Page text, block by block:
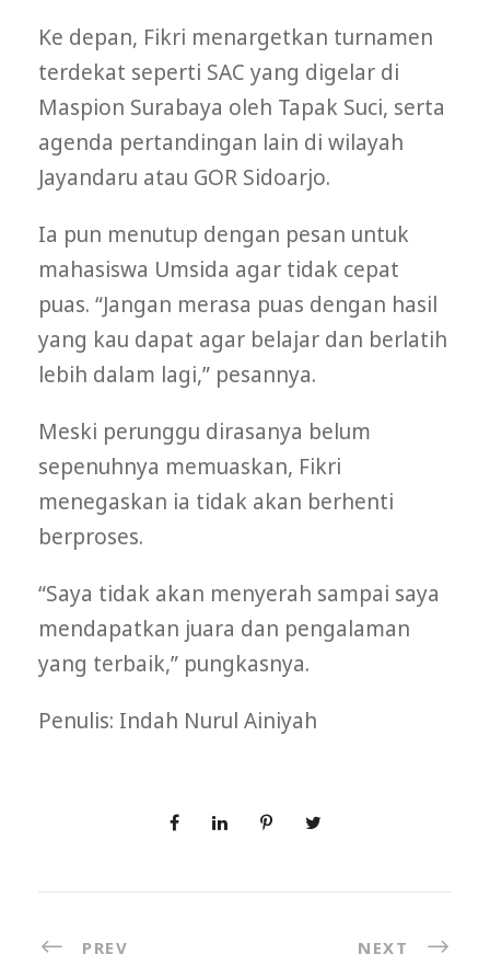
Ke depan, Fikri menargetkan turnamen
terdekat seperti SAC yang digelar di
Maspion Surabaya oleh Tapak Suci, serta
agenda pertandingan lain di wilayah
Jayandaru atau GOR Sidoarjo.
Ia pun menutup dengan pesan untuk
mahasiswa Umsida agar tidak cepat
puas. “Jangan merasa puas dengan hasil
yang kau dapat agar belajar dan berlatih
lebih dalam lagi,” pesannya.
Meski perunggu dirasanya belum
sepenuhnya memuaskan, Fikri
menegaskan ia tidak akan berhenti
berproses.
“Saya tidak akan menyerah sampai saya
mendapatkan juara dan pengalaman
yang terbaik,” pungkasnya.
Penulis: Indah Nurul Ainiyah
PREV NEXT